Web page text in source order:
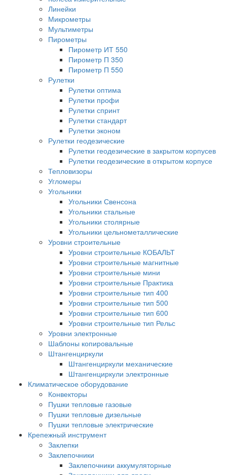
Линейки
Микрометры
Мультиметры
Пирометры
Пирометр ИТ 550
Пирометр П 350
Пирометр П 550
Рулетки
Рулетки оптима
Рулетки профи
Рулетки спринт
Рулетки стандарт
Рулетки эконом
Рулетки геодезические
Рулетки геодезические в закрытом корпусев
Рулетки геодезические в открытом корпусе
Тепловизоры
Угломеры
Угольники
Угольники Свенсона
Угольники стальные
Угольники столярные
Угольники цельнометаллические
Уровни строительные
Уровни строительные КОБАЛЬТ
Уровни строительные магнитные
Уровни строительные мини
Уровни строительные Практика
Уровни строительные тип 400
Уровни строительные тип 500
Уровни строительные тип 600
Уровни строительные тип Рельс
Уровни электронные
Шаблоны копировальные
Штангенциркули
Штангенциркули механические
Штангенциркули электронные
Климатическое оборудование
Конвекторы
Пушки тепловые газовые
Пушки тепловые дизельные
Пушки тепловые электрические
Крепежный инструмент
Заклепки
Заклепочники
Заклепочники аккумуляторные